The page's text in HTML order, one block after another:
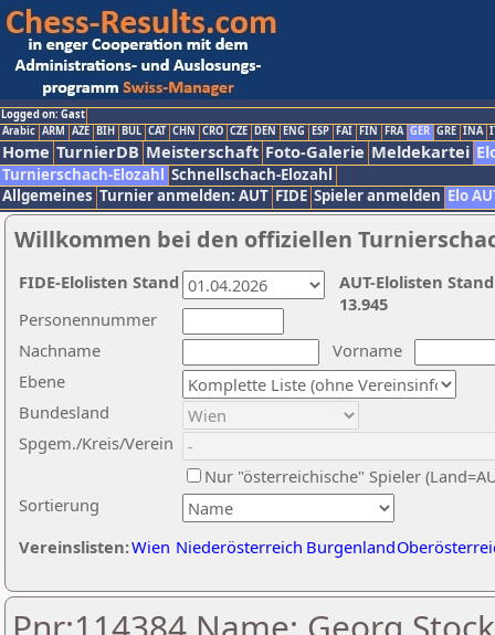
Logged on: Gast
Arabic ARM AZE BIH BUL CAT CHN CRO CZE DEN ENG ESP FAI FIN FRA GER GRE INA
Home TurnierDB Meisterschaft Foto-Galerie Meldekartei
Turnierschach-Elozahl Schnellschach-Elozahl
Allgemeines Turnier anmelden: AUT FIDE Spieler anmelden Elo
Willkommen bei den offiziellen
Nachname
Vorname
Ebene
Sortierung
Personennummer
Bundesland
Spgem./Kreis/Verein
Nur "österreichische" Spieler
Vereinslisten:Wien Niederösterreich Burgenland
AUT-Elolisten
13.945
FIDE-Elolisten Stand